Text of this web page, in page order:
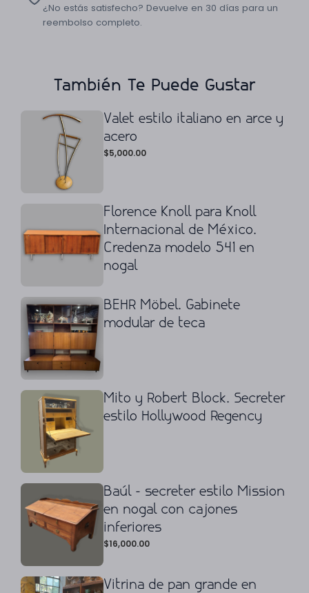
¿No estás satisfecho? Devuelve en 30 días para un
reembolso completo.
También Te Puede Gustar
Valet estilo italiano en arce y
acero
$5,000.00
Florence Knoll para Knoll
Internacional de México.
Credenza modelo 541 en
nogal
BEHR Möbel. Gabinete
modular de teca
Mito y Robert Block. Secreter
estilo Hollywood Regency
Baúl - secreter estilo Mission
en nogal con cajones
inferiores
$16,000.00
Vitrina de pan grande en